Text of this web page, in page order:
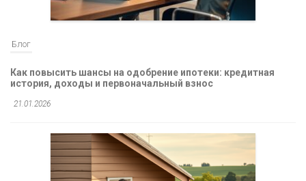
Блог
Как повысить шансы на одобрение ипотеки: кредитная
история, доходы и первоначальный взнос
21.01.2026